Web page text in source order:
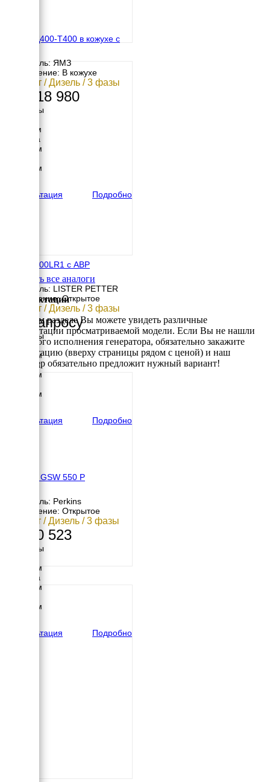
ЯМЗ АД400-Т400 в кожухе с
Двигатель: ЯМЗ
Исполнение: В кожухе
400 кВт / Дизель / 3 фазы
13 618 980
Размеры
3115 мм
Ширина
1230 мм
1366 мм
Консультация
Подробно
EDM L500LR1 с АВР
Двигатель: LISTER PETTER
Исполнение: Открытое
400 кВт / Дизель / 3 фазы
По запросу
Размеры
3700 мм
Ширина
1400 мм
1875 мм
Консультация
Подробно
Pramac GSW 550 P
Двигатель: Perkins
Исполнение: Открытое
411 кВт / Дизель / 3 фазы
5 500 523
Размеры
3500 мм
Ширина
1500 мм
2130 мм
Консультация
Подробно
Смотреть все аналоги
Комплектации
В данном разделе Вы можете увидеть различные
комплектации просматриваемой модели. Если Вы не нашли
требуемого исполнения генератора, обязательно закажите
консультацию (вверху страницы рядом с ценой) и наш
менеджер обязательно предложит нужный вариант!